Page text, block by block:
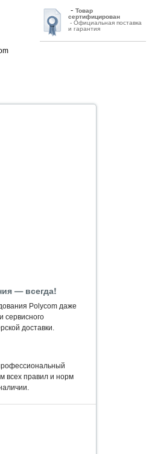
- Товар
сертифицирован
- Официальная поставка
и гарантия
— всегда!
Polycom даже
сервисного
доставки.
всех правил и норм